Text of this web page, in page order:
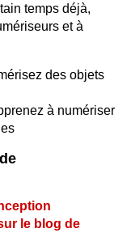
temps déjà,
et à
des objets
à numériser
le blog de